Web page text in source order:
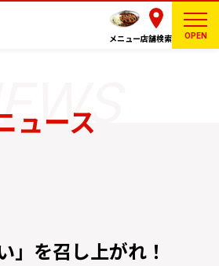
メニュー店舗検索 OPEN
ュース
」を召し上がれ！